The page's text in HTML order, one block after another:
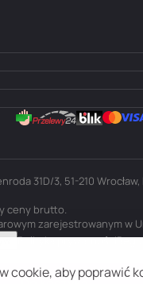
cookie, aby poprawić
31D/3, 51-210 Wrocław,
ceny brutto.
zarejestrowanym w
Polityka prywatności